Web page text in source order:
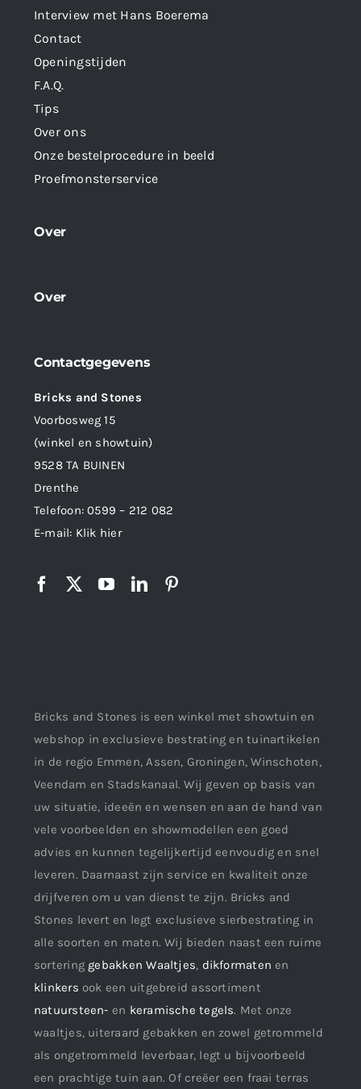
Interview met Hans Boerema
Contact
Openingstijden
F.A.Q.
Tips
Over ons
Onze bestelprocedure in beeld
Proefmonsterservice
Over
Over
Contactgegevens
Bricks and Stones
Voorbosweg 15
(winkel en showtuin)
9528 TA BUINEN
Drenthe
Telefoon:0599 – 212 082
E-mail: Klik hier
Bricks and Stones is een winkel met showtuin en
webshop in exclusieve bestrating en tuinartikelen
in de regio Emmen, Assen, Groningen, Winschoten,
Veendam en Stadskanaal. Wij geven op basis van
uw situatie, ideeën en wensen en aan de hand van
vele voorbeelden en showmodellen een goed
advies en kunnen tegelijkertijd eenvoudig en snel
leveren. Daarnaast zijn service en kwaliteit onze
drijfveren om u van dienst te zijn. Bricks and
Stones levert en legt exclusieve sierbestrating in
alle soorten en maten. Wij bieden naast een ruime
sortering gebakken Waaltjes, dikformaten en
klinkers ook een uitgebreid assortiment
natuursteen- en keramische tegels. Met onze
waaltjes, uiteraard gebakken en zowel getrommeld
als ongetrommeld leverbaar, legt u bijvoorbeeld
een prachtige tuin aan. Of creëer een fraai terras